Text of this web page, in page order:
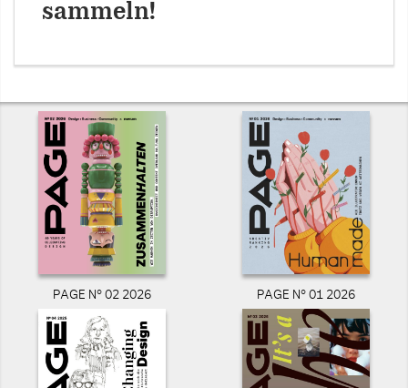
sammeln!
PAGE N° 02 2026 PAGE N° 01 2026